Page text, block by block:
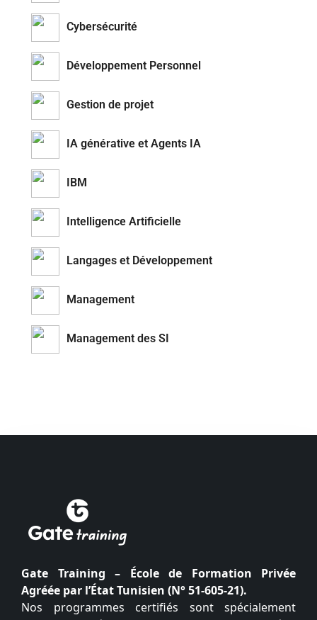
Cybersécurité
Développement Personnel
Gestion de projet
IA générative et Agents IA
IBM
Intelligence Artificielle
Langages et Développement
Management
Management des SI
Gate Training – École de Formation Privée
Agréée par l’État Tunisien (N° 51-605-21).
Nos programmes certifiés sont spécialement